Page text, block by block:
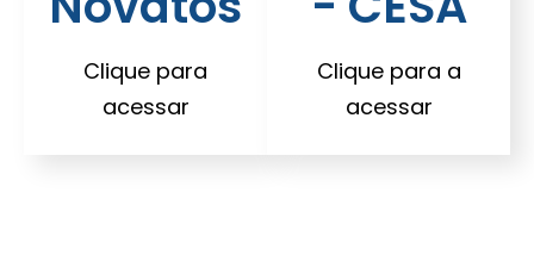
Clique para
acessar
Clique para a
acessar